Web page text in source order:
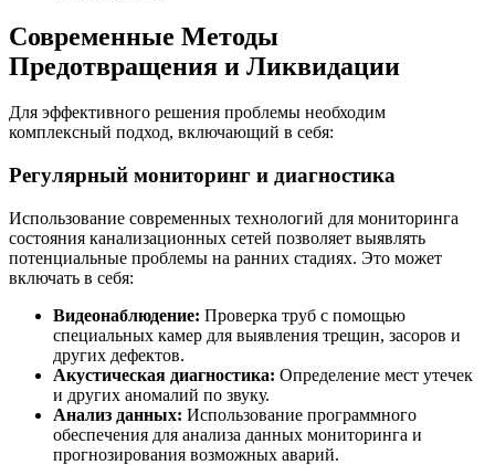
Современные Методы
Предотвращения и Ликвидации
Для эффективного решения проблемы необходим
комплексный подход, включающий в себя:
Регулярный мониторинг и диагностика
Использование современных технологий для мониторинга
состояния канализационных сетей позволяет выявлять
потенциальные проблемы на ранних стадиях. Это может
включать в себя:
Видеонаблюдение: Проверка труб с помощью
специальных камер для выявления трещин, засоров и
других дефектов.
Акустическая диагностика: Определение мест утечек
и других аномалий по звуку.
Анализ данных: Использование программного
обеспечения для анализа данных мониторинга и
прогнозирования возможных аварий.